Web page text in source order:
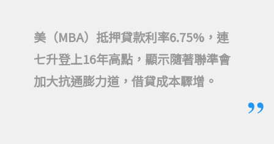
美（MBA）抵押貸款利率6.75%，連
七升登上16年高點，顯示隨著聯準會
加大抗通膨力道，借貸成本驟增。